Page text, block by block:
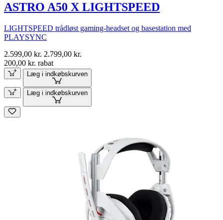
ASTRO A50 X LIGHTSPEED
LIGHTSPEED trådløst gaming-headset og basestation med
PLAYSYNC
2.599,00 kr. 2.799,00 kr.
200,00 kr. rabat
Læg i indkøbskurven
Læg i indkøbskurven